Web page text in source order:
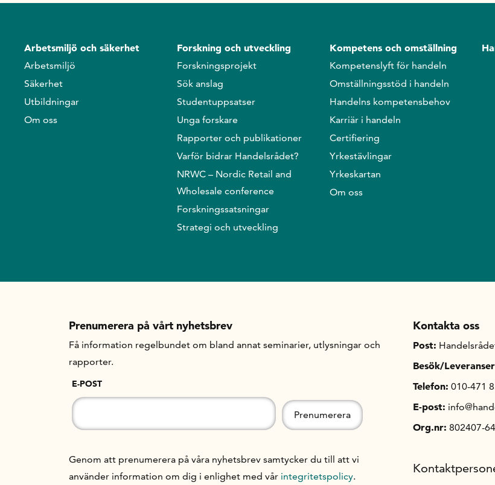
Arbetsmiljö och säkerhet
Arbetsmiljö
Säkerhet
Utbildningar
Om oss
Forskning och utveckling
Forskningsprojekt
Sök anslag
Studentuppsatser
Unga forskare
Rapporter och publikationer
Varför bidrar Handelsrådet?
NRWC – Nordic Retail and
Wholesale conference
Forskningssatsningar
Strategi och utveckling
Kompetens och omställning
Kompetenslyft för handeln
Omställningsstöd i handeln
Handelns kompetensbehov
Karriär i handeln
Certifiering
Yrkestävlingar
Yrkeskartan
Om oss
Prenumerera på vårt nyhetsbrev
Få information regelbundet om bland annat seminarier, utlysningar och
rapporter.
E-POST
Genom att prenumerera på våra nyhetsbrev samtycker du till att vi
använder information om dig i enlighet med vår integritetspolicy.
Kontakta oss
Post:
Besök/
Telefon: 010-471
E-post:
Org.nr: 802407-